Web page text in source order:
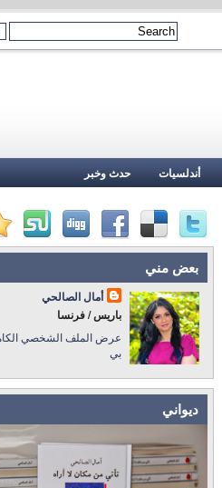
أندلسيات حدث وخبر
بعض مني
أمال الصالحي
باريس / فرنسا
عرض الملف الشخصي
بي
ديواني